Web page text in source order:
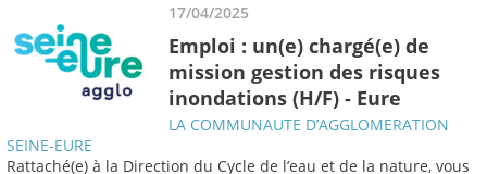
17/04/2025
Emploi : un(e) chargé(e) de
mission gestion des risques
inondations (H/F) - Eure
LA COMMUNAUTE D’AGGLOMERATION
SEINE-EURE
Rattaché(e) à la Direction du Cycle de l’eau et de la nature, vous